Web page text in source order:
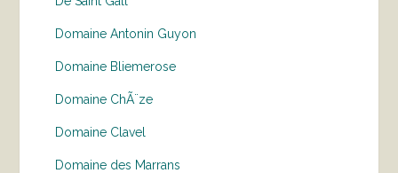
Domaine Antonin Guyon
Domaine Bliemerose
Domaine ChÃ¨ze
Domaine Clavel
Domaine des Marrans